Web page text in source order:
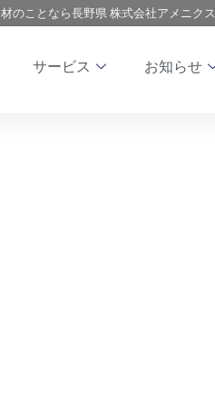
のことなら長野県 株式会社アメニクス
サービス お知らせ